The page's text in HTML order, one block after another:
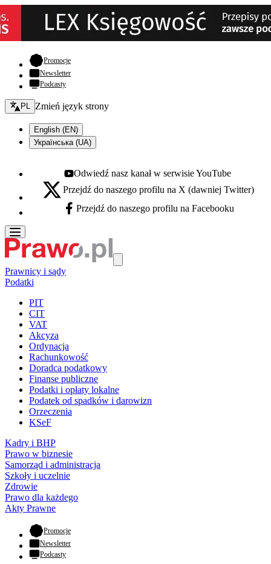
Promocje- otwiera się w nowej karcie
Newsletter
Podcasty
Zmień język - bieżący:
PL Zmień język strony
English (EN)
Українська (UA)
Youtube - otwiera się w nowej karcie
Odwiedź nasz kanał w serwisie YouTube
X - otwiera się w nowej karcie
Przejdź do naszego profilu na X (dawniej Twitter)
Facebook - otwiera się w nowej karcie
Przejdź do naszego profilu na Facebooku
Prawnicy i sądy
Podatki
PIT
CIT
VAT
Akcyza
Ordynacja
Rachunkowość
Doradca podatkowy
Finanse publiczne
Podatki i opłaty lokalne
Podatek od spadków i darowizn
Orzeczenia
KSeF
Kadry i BHP
Prawo w biznesie
Samorząd i administracja
Szkoły i uczelnie
Zdrowie
Prawo dla każdego
Akty Prawne
Promocje- otwiera się w nowej karcie
Newsletter
Podcasty